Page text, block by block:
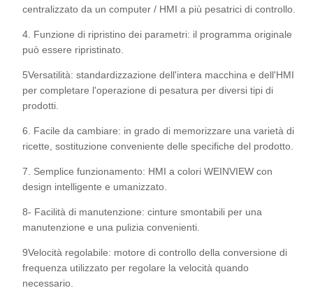
centralizzato da un computer / HMI a più pesatrici di controllo.
4. Funzione di ripristino dei parametri: il programma originale
può essere ripristinato.
5Versatilità: standardizzazione dell'intera macchina e dell'HMI
per completare l'operazione di pesatura per diversi tipi di
prodotti.
6. Facile da cambiare: in grado di memorizzare una varietà di
ricette, sostituzione conveniente delle specifiche del prodotto.
7. Semplice funzionamento: HMI a colori WEINVIEW con
design intelligente e umanizzato.
8- Facilità di manutenzione: cinture smontabili per una
manutenzione e una pulizia convenienti.
9Velocità regolabile: motore di controllo della conversione di
frequenza utilizzato per regolare la velocità quando
necessario.